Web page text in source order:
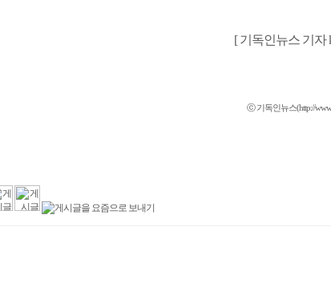
[ 기독인뉴스 기자
ⓒ 기독인뉴스(http://